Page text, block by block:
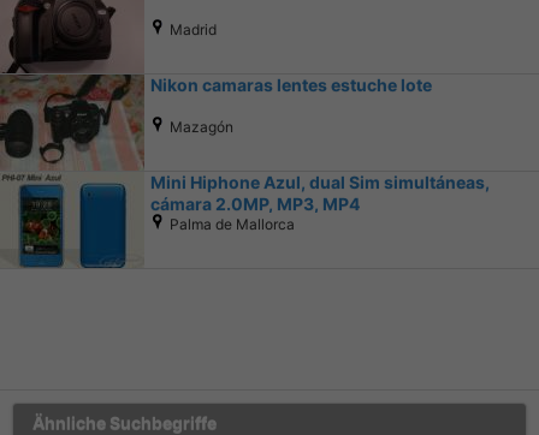
Madrid
Nikon camaras lentes estuche lote
Mazagón
Mini Hiphone Azul, dual Sim simultáneas,
cámara 2.0MP, MP3, MP4
Palma de Mallorca
Ähnliche Suchbegriffe